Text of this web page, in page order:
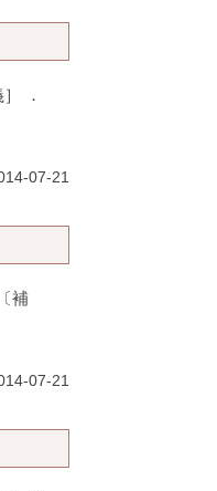
．
07-21
補
07-21